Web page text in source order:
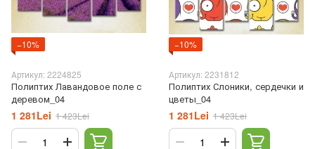
−10%
Артикул: 2224825
Полиптих Лавандовое поле с
деревом_04
1 281Lei 1 423Lei
−10%
Артикул: 2231812
Полиптих Слоники, сердечки и
цветы_04
1 281Lei 1 423Lei